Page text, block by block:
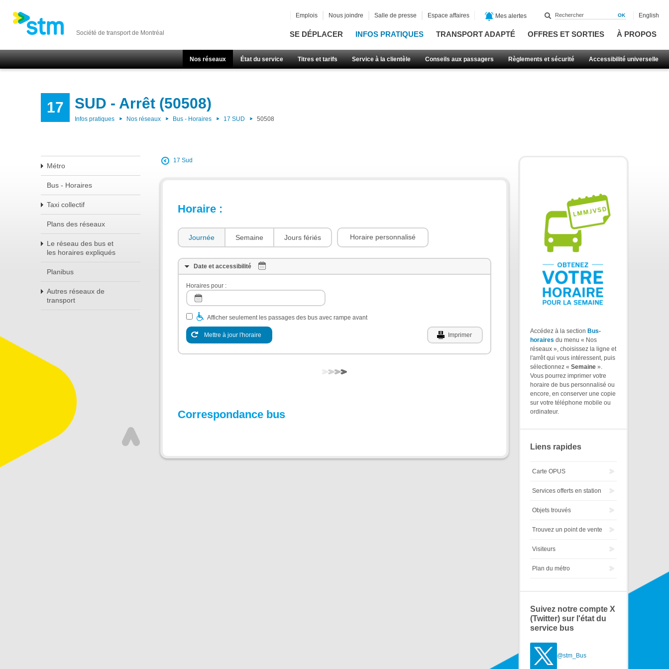
Société de transport de Montréal SE DÉPLACER INFOS PRATIQUES TRANSPORT ADAPTÉ OFFRES ET SORTIES À PROPOS
Nos réseaux État du service Titres et tarifs Service à la clientèle Conseils aux passagers Règlements et sécurité Accessibilité universelle
Emplois Nous joindre Salle de presse Espace affaires Mes alertes English
17 SUD - Arrêt (50508)
Infos pratiques Nos réseaux Bus - Horaires 17 SUD 50508
Métro
Bus - Horaires
Taxi collectif
Plans des réseaux
Le réseau des bus et
les horaires expliqués
Planibus
Autres réseaux de
transport
17 Sud
Horaire :
Journée Semaine Jours fériés Horaire personnalisé
Date et accessibilité
Horaires pour :
Afficher seulement les passages des bus avec rampe avant
Mettre à jour l'horaire Imprimer
Correspondance bus
Accédez à la section Bus-
horaires du menu « Nos
réseaux », choisissez la ligne et
l'arrêt qui vous intéressent, puis
sélectionnez « Semaine ».
Vous pourrez imprimer votre
horaire de bus personnalisé ou
encore, en conserver une copie
sur votre téléphone mobile ou
ordinateur.
Liens rapides
Carte OPUS
Services offerts en station
Objets trouvés
Trouvez un point de vente
Visiteurs
Plan du métro
Suivez notre compte X
(Twitter) sur l'état du
service bus
@stm_Bus